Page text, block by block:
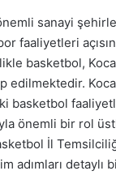
sanayi
faaliyetleri
basketbol,
edilmektedir.
basketbol
önemli bir rol
İl
adımları detaylı